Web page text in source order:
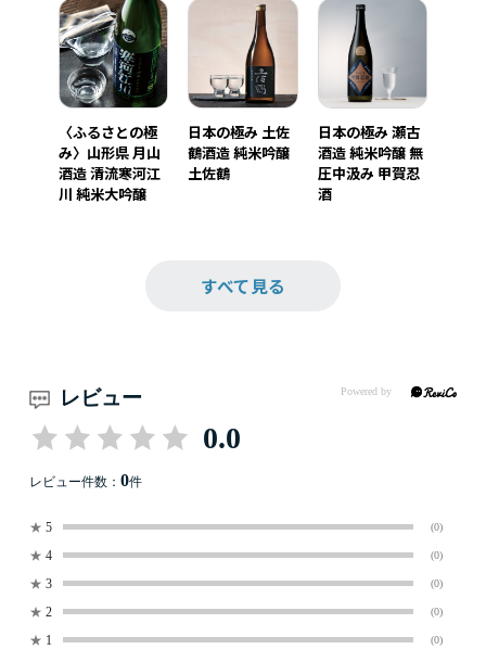
〈ふるさとの極
み〉山形県 月山
酒造 清流寒河江
川 純米大吟醸
日本の極み 土佐
鶴酒造 純米吟醸
土佐鶴
日本の極み 瀬古
酒造 純米吟醸 無
圧中汲み 甲賀忍
酒
すべて見る
レビュー
0.0
レビュー件数： 0件
★ 5 (0)
★ 4 (0)
★ 3 (0)
★ 2 (0)
★ 1 (0)